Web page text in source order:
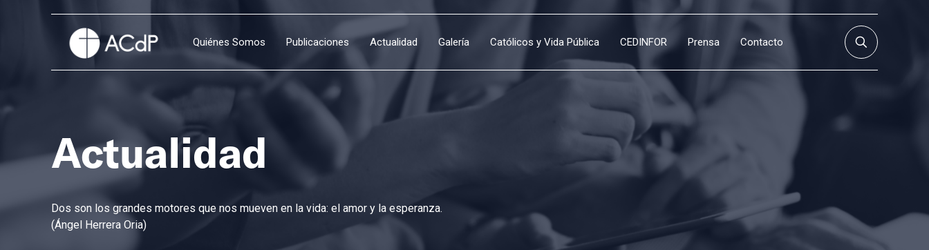
Quiénes Somos Publicaciones Actualidad Galería Católicos y Vida Pública CEDINFOR Prensa Contacto
Actualidad
Dos son los grandes motores que nos mueven en la vida: el amor y la esperanza.
(Ángel Herrera Oria)